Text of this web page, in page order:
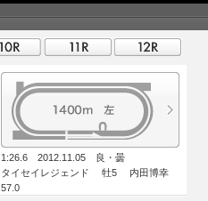
1:26.6 2012.11.05 良・曇
タイセイレジェンド 牡5 内田博幸
57.0